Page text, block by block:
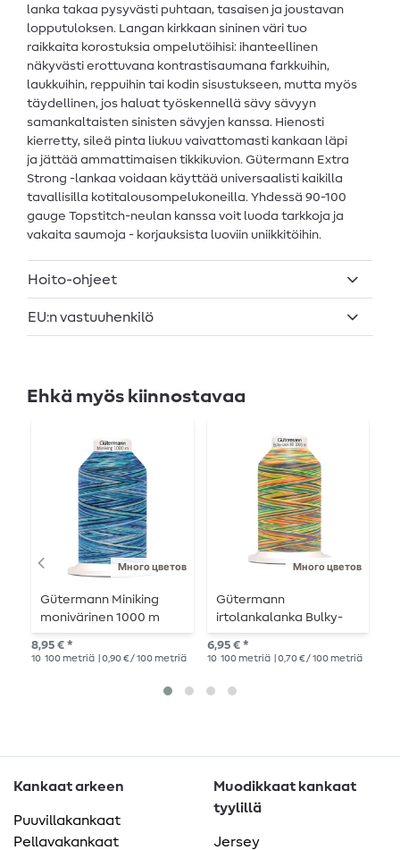
lanka takaa pysyvästi puhtaan, tasaisen ja joustavan
lopputuloksen. Langan kirkkaan sininen väri tuo
raikkaita korostuksia ompelutöihisi: ihanteellinen
näkyvästi erottuvana kontrastisaumana farkkuihin,
laukkuihin, reppuihin tai kodin sisustukseen, mutta myös
täydellinen, jos haluat työskennellä sävy sävyyn
samankaltaisten sinisten sävyjen kanssa. Hienosti
kierretty, sileä pinta liukuu vaivattomasti kankaan läpi
ja jättää ammattimaisen tikkikuvion. Gütermann Extra
Strong -lankaa voidaan käyttää universaalisti kaikilla
tavallisilla kotitalousompelukoneilla. Yhdessä 90-100
gauge Topstitch-neulan kanssa voit luoda tarkkoja ja
vakaita saumoja - korjauksista luoviin uniikkitöihin.
Hoito-ohjeet
EU:n vastuuhenkilö
Ehkä myös kiinnostavaa
Много цветов
Gütermann Miniking
monivärinen 1000 m
8,95 € *
10 100 metriä | 0,90 € / 100 metriä
Много цветов
Gütermann
irtolankalanka Bulky-
Lock 80 1000m
monivärinen
6,95 € *
10 100 metriä | 0,70 € / 100 metriä
Kankaat arkeen
Puuvillakankaat
Pellavakankaat
Muodikkaat kankaat
tyylillä
Jersey